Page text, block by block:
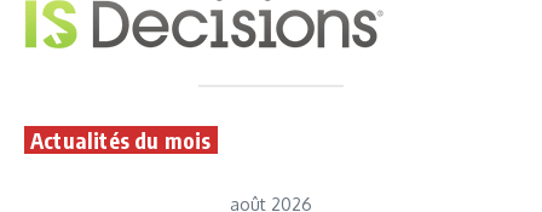
Actualités du mois
août 2026